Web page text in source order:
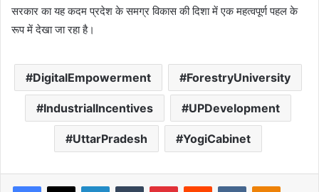
सरकार का यह कदम प्रदेश के समग्र विकास की दिशा में एक महत्वपूर्ण पहल के
रूप में देखा जा रहा है।
DigitalEmpowerment ForestryUniversity
IndustrialIncentives UPDevelopment
UttarPradesh YogiCabinet
Facebook
X LinkedInTumblr PinterestReddit VKontakte